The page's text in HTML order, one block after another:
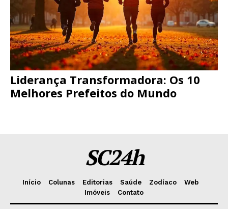
Liderança Transformadora: Os 10
Melhores Prefeitos do Mundo
SC24h
Início Colunas Editorias Saúde Zodíaco
Web
Imóveis
Contato